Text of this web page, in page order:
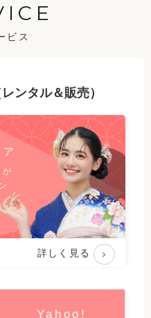
ビス
ンタル＆販売）
が
詳しく見る
Yahoo!